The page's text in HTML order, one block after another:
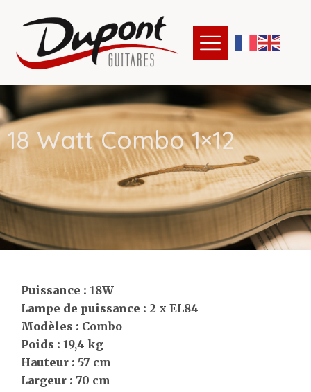
18 Watt Combo 1×12
Puissance : 18W
Lampe de puissance : 2 x EL84
Modèles : Combo
Poids : 19,4 kg
Hauteur : 57 cm
Largeur : 70 cm